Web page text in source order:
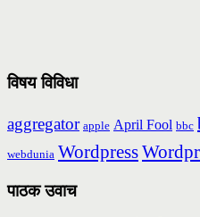
विषय विविधा
aggregator apple April Fool bbc
webdunia Wordpress
पाठक उवाच